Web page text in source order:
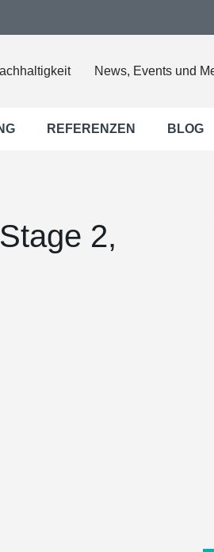
News, Events und
REFERENZEN BLOG
2,